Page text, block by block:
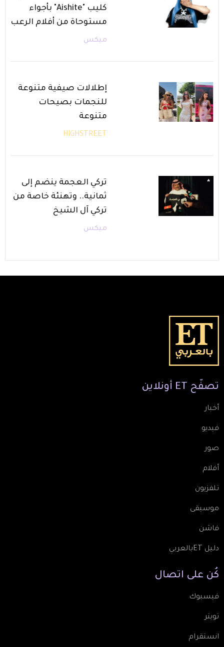
كليب "Aishite" بأجواء
مستوحاة من أفلام الرعب
ميكس
إطلالات صيفية متنوعة
للنجمات بصيحات
متنوعة
HIGHSTREET
تركي العجمة ينضم إلى
ثمانية.. وتهنئة خاصة من
تركي آل الشيخ
ميكس
تصفّح ET أونلاين
أخبار
فيديو
صور
أفلام
تلفزيون
موسيقى
فاشن
دليل ETبالعربي
كُن على اتصال
فيسبوك
تويتر
انستقرام